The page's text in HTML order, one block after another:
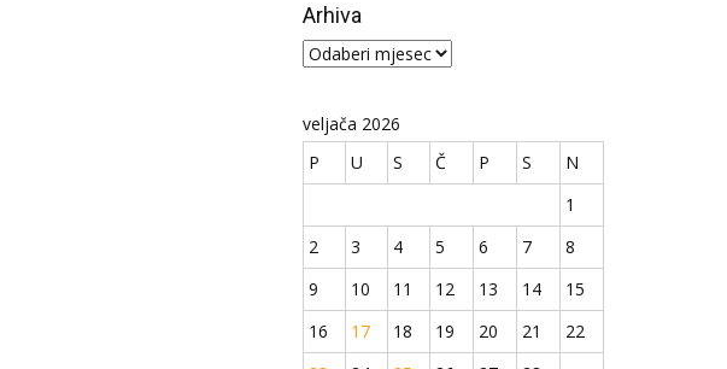
Arhiva
Arhiva
veljača 2026
P
U S Č P S
N
1
2
3 4 5 6 7
8
9
10 11 12 13 14
15
16
17 18 19 20 21
22